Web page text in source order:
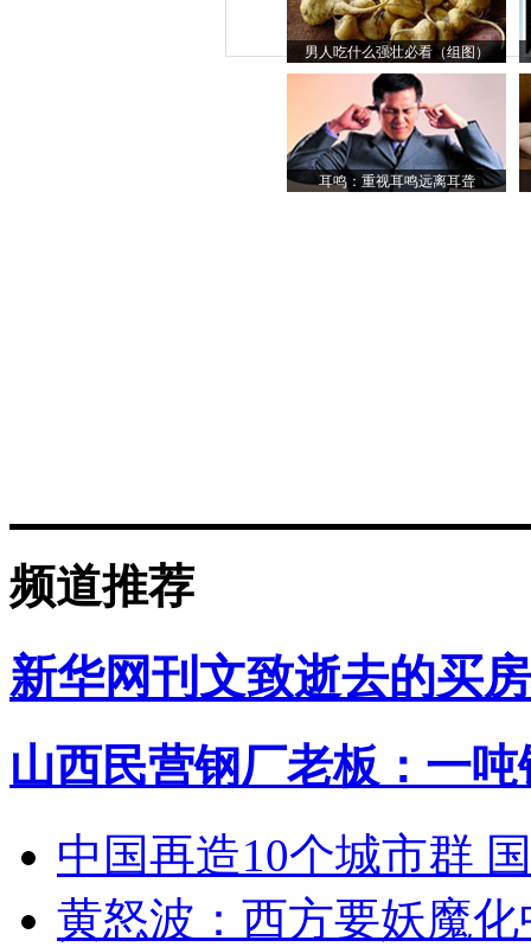
男人吃什么强壮必看（组图）
耳鸣：重视耳鸣远离耳聋
频道推荐
新华网刊文致逝去的买
山西民营钢厂老板：一
中国再造10个城市群
黄怒波：西方要妖魔